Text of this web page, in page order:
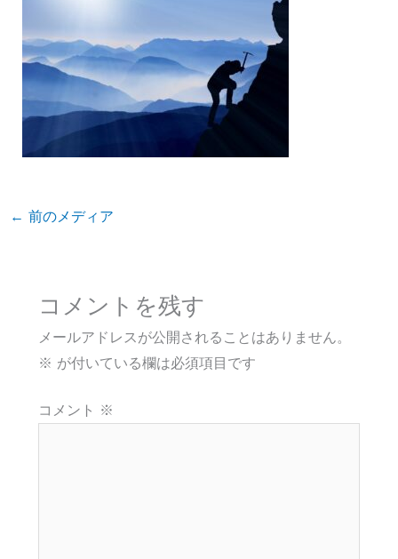
← 前のメディア
コメントを残す
メールアドレスが公開されることはありません。
※ が付いている欄は必須項目です
コメント ※